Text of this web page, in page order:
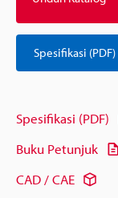
Spesifikasi (PDF)
Spesifikasi (PDF)
Buku Petunjuk
CAD / CAE